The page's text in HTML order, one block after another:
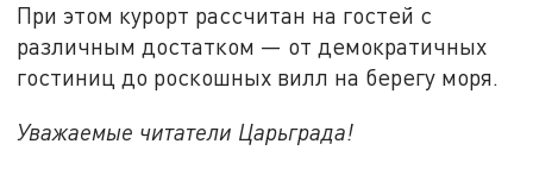
При этом курорт рассчитан на гостей с
различным достатком — от демократичных
гостиниц до роскошных вилл на берегу моря.
Уважаемые читатели Царьграда!